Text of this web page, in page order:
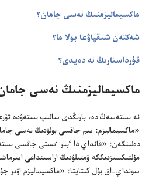
ماكسيماليزمنىڭ نە‌سى جامان؟‏
شە‌كتە‌ن شىقپاۋعا بولا ما؟‏
قۇ‌رداستارىڭ نە دە‌يدى؟‏
ماكسيماليزمنىڭ نە‌سى
نە ىستە‌سە‌ڭ دە،‏ بارىڭدى سالىپ ىستە‌ۋدە
«ماكسيماليزم:‏ تىم جاقسى بولۋدىڭ نە‌سى
دە‌لىنگە‌ن:‏ «قانداي دا ٴ‌بىر ٸستى جاقسى
مۇ‌لتىكسىزدىككە ۇ‌متىلۋدىڭ اراسىنداعى
سونداي-‏اق بۇ‌ل كىتاپتا:‏ «ماكسيماليزم اۋىر